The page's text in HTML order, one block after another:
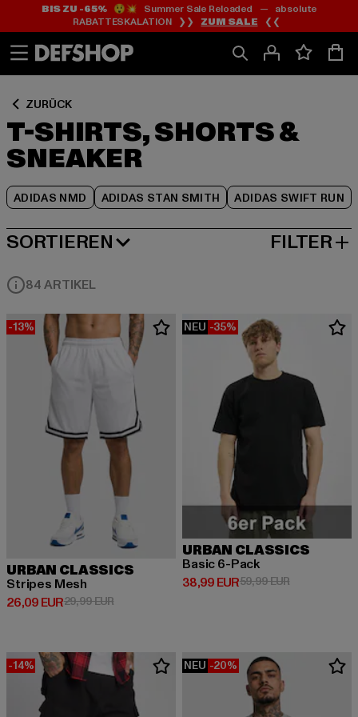
Zum
Inhalt
springen
Zum
Fußzeile
springen
BIS ZU -65%😲💥 Summer Sale Reloaded — absolute
RABATTESKALATION ❯❯ ZUM SALE ❮❮
ZURÜCK
T-SHIRTS, SHORTS &
SNEAKER
ADIDAS NMD ADIDAS STAN SMITH ADIDAS SWIFT RUN
Zum
Produktraster
springen
SORTIEREN
BELIEBTESTE FILTER
84 ARTIKEL
-13%
URBAN CLASSICS
Stripes Mesh
26,09 EUR
Derzeitiger Preis: 26,09 EUR
29,99 EURAktionspreis: 29,99 EUR
NEU -35%
URBAN CLASSICS
Basic 6-Pack
38,99 EUR
Derzeitiger Preis: 38,99 EUR
59,99 EURAktionspreis:
-14% NEU -20%